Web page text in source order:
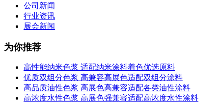
公司新闻
行业资讯
展会新闻
为你推荐
高性能纳米色浆 适配纳米涂料着色优选原料
优质双组分色浆 高兼容高展色适配双组分涂料
高品质油性色浆 高展色高兼容适配各类油性涂料
高浓度水性色浆 高展色强兼容适配高浓度水性涂料